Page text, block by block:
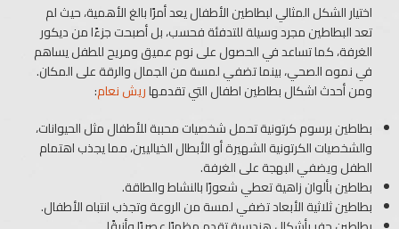
اختيار الشكل المثالي لبطاطين الأطفال يعد أمرًا بالغ الأهمية، حيث لم
تعد البطاطين مجرد وسيلة للتدفئة فحسب، بل أصبحت جزءًا من ديكور
الغرفة، كما تساعد في الحصول على نوم عميق ومريح للطفل يساهم
في نموه الصحي، بينما تضفي لمسة من الجمال والرقة على المكان.
ومن أحدث اشكال بطاطين اطفال​ التي تقدمهاريش نعام:
بطاطين برسوم كرتونية تحمل شخصيات محببة للأطفال مثل الحيوانات،
والشخصيات الكرتونية الشهيرة أو الأبطال الخياليين، مما يجذب اهتمام
الطفل ويضفي البهجة على الغرفة.
بطاطين بألوان زاهية تعطي شعورًا بالنشاط والطاقة.
بطاطين ثلاثية الأبعاد تضفي لمسة من الروعة وتجذب انتباه الأطفال.